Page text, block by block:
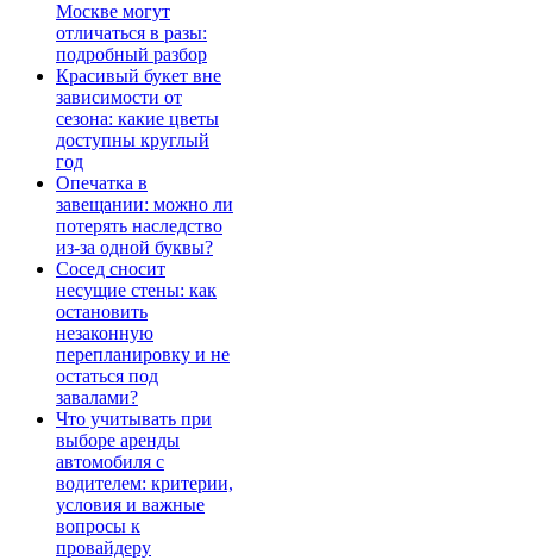
Москве могут
отличаться в разы:
подробный разбор
Красивый букет вне
зависимости от
сезона: какие цветы
доступны круглый
год
Опечатка в
завещании: можно ли
потерять наследство
из-за одной буквы?
Сосед сносит
несущие стены: как
остановить
незаконную
перепланировку и не
остаться под
завалами?
Что учитывать при
выборе аренды
автомобиля с
водителем: критерии,
условия и важные
вопросы к
провайдеру